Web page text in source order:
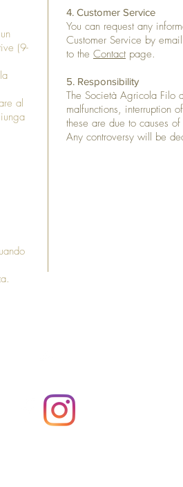
(9-
al
4. Customer Service
You can request any
Customer Service by
to the Contact page.
5. Responsibility
The Società Agricola Filo
malfunctions, interruption
these are due to causes
Any controversy will be